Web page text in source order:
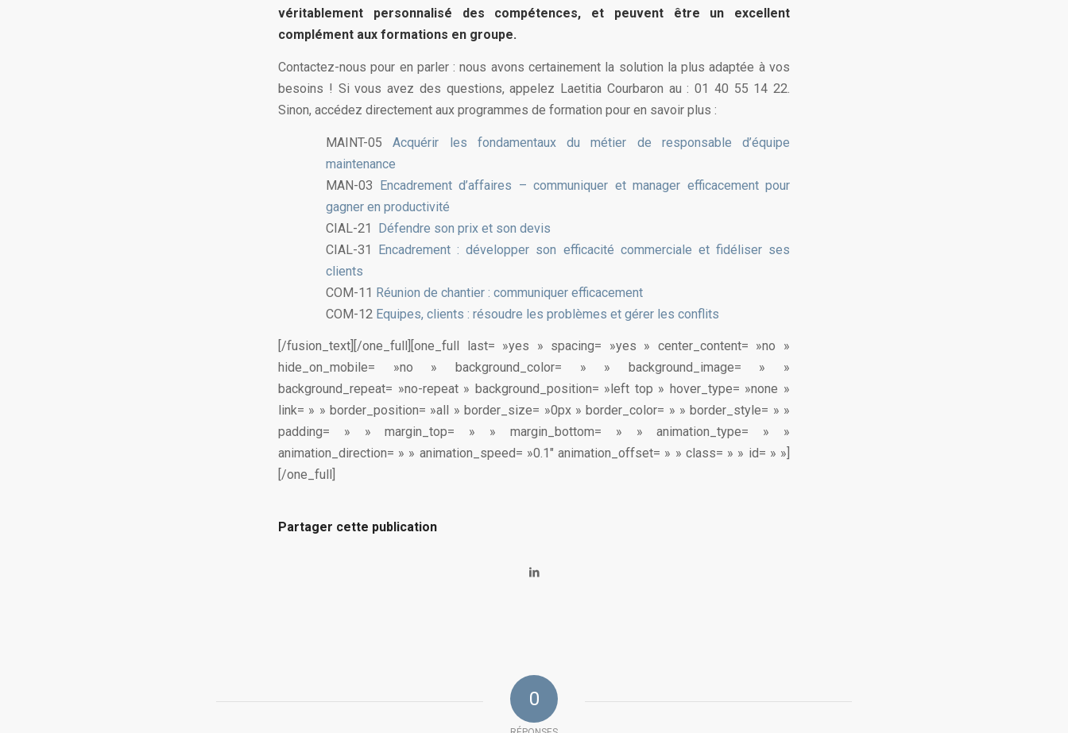
véritablement personnalisé des compétences, et peuvent être un excellent
complément aux formations en groupe.
Contactez-nous pour en parler : nous avons certainement la solution la plus adaptée à vos
besoins ! Si vous avez des questions, appelez Laetitia Courbaron au : 01 40 55 14 22.
Sinon, accédez directement aux programmes de formation pour en savoir plus :
MAINT-05Acquérir les fondamentaux du métier de responsable d’équipe
maintenance
MAN-03 Encadrement d’affaires – communiquer et manager efficacement pour
gagner en productivité
CIAL-21 Défendre son prix et son devis
CIAL-31 Encadrement : développer son efficacité commerciale et fidéliser ses
clients
COM-11 Réunion de chantier : communiquer efficacement
COM-12 Equipes, clients : résoudre les problèmes et gérer les conflits
[/fusion_text][/one_full][one_full last= »yes » spacing= »yes » center_content= »no »
hide_on_mobile= »no » background_color= » » background_image= » »
background_repeat= »no-repeat » background_position= »left top » hover_type= »none »
link= » » border_position= »all » border_size= »0px » border_color= » » border_style= » »
padding= » » margin_top= » » margin_bottom= » » animation_type= » »
animation_direction= » » animation_speed= »0.1″ animation_offset= » » class= » » id= » »]
[/one_full]
Partager cette publication
0